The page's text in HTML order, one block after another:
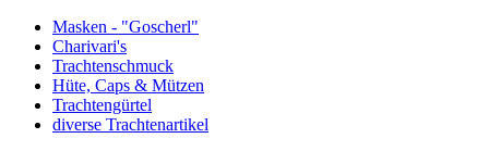
Masken - "Goscherl"
Charivari's
Trachtenschmuck
Hüte, Caps & Mützen
Trachtengürtel
diverse Trachtenartikel